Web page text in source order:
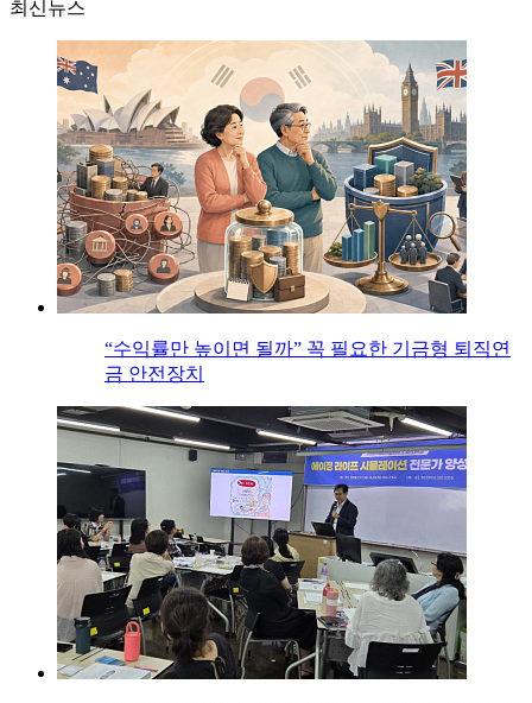
최신뉴스
“수익률만 높이면 될까” 꼭 필요한 기금형 퇴직연
금 안전장치